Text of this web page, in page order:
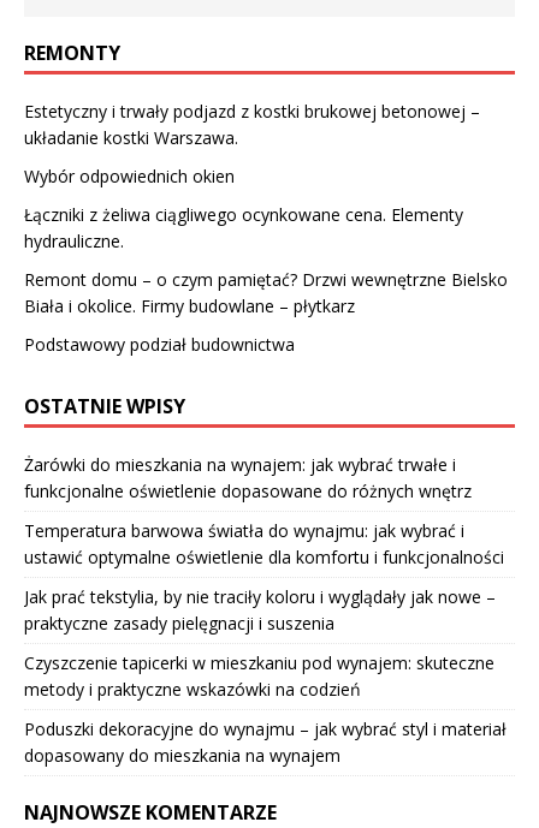
REMONTY
Estetyczny i trwały podjazd z kostki brukowej betonowej –
układanie kostki Warszawa.
Wybór odpowiednich okien
Łączniki z żeliwa ciągliwego ocynkowane cena. Elementy
hydrauliczne.
Remont domu – o czym pamiętać? Drzwi wewnętrzne Bielsko
Biała i okolice. Firmy budowlane – płytkarz
Podstawowy podział budownictwa
OSTATNIE WPISY
Żarówki do mieszkania na wynajem: jak wybrać trwałe i
funkcjonalne oświetlenie dopasowane do różnych wnętrz
Temperatura barwowa światła do wynajmu: jak wybrać i
ustawić optymalne oświetlenie dla komfortu i funkcjonalności
Jak prać tekstylia, by nie traciły koloru i wyglądały jak nowe –
praktyczne zasady pielęgnacji i suszenia
Czyszczenie tapicerki w mieszkaniu pod wynajem: skuteczne
metody i praktyczne wskazówki na codzień
Poduszki dekoracyjne do wynajmu – jak wybrać styl i materiał
dopasowany do mieszkania na wynajem
NAJNOWSZE KOMENTARZE